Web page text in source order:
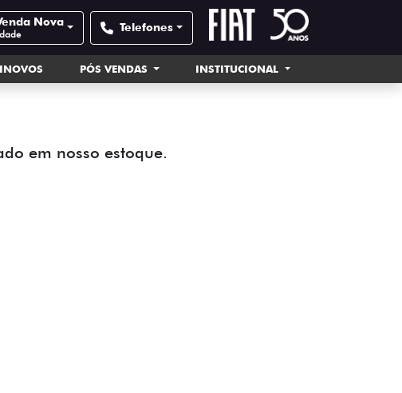
Nova Telefones
PÓS VENDAS INSTITUCIONAL
em nosso estoque.